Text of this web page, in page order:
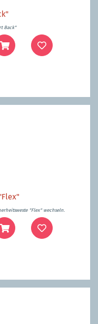
Back"
"Flex" wechseln.